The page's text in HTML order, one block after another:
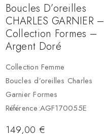
Boucles D’oreilles
CHARLES GARNIER –
Collection Formes –
Argent Doré
Collection Femme
Boucles d’oreilles Charles
Garnier Formes
Référence:AGF170055E
149,00€